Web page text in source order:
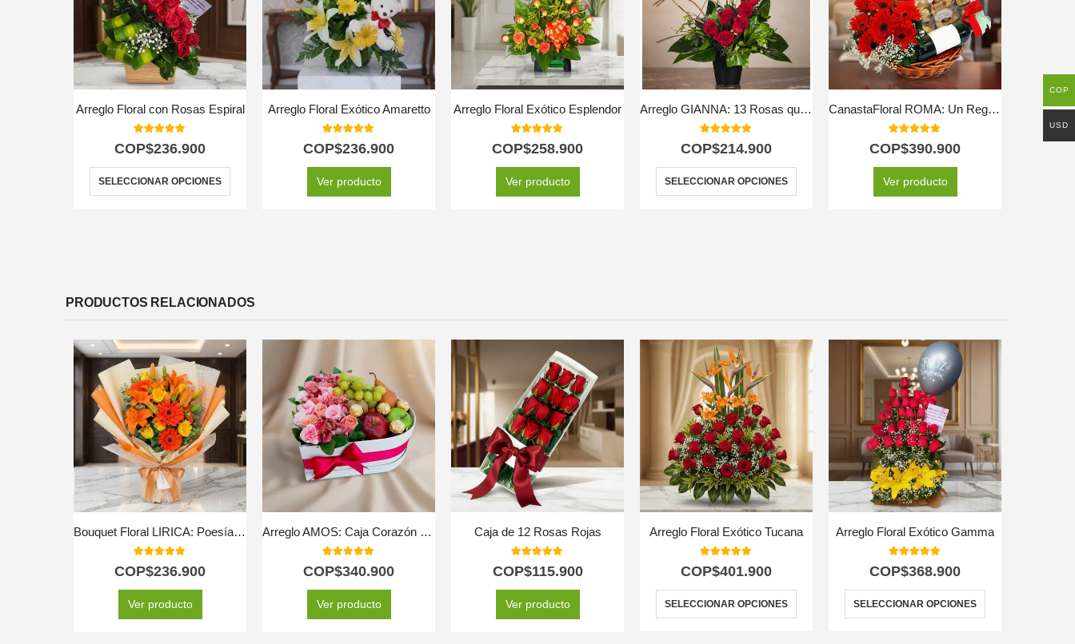
Arreglo Floral con Rosas Espiral
5.00
COP$236.900
SELECCIONAR OPCIONES
Arreglo Floral Exótico Amaretto
5.00
COP$236.900
Ver producto
Arreglo Floral Exótico Esplendor
5.00
COP$258.900
Ver producto
Arreglo GIANNA: 13 Rosas que Simbolizan Amor y Pasión 🌹
5.00
COP$214.900
SELECCIONAR OPCIONES
CanastaFloral ROMA: Un Regalo Inolvidable con Vino y Chocolates. 🎁
5.00
COP$390.900
Ver producto
PRODUCTOS RELACIONADOS
Bouquet Floral LIRICA: Poesía en Lirios Naranja y Rosas Amarillas 📜
5.00
COP$236.900
Ver producto
Arreglo AMOS: Caja Corazón de Rosas con Frutas y Ferrero 💝
5.00
COP$340.900
Ver producto
Caja de 12 Rosas Rojas
5.00
COP$115.900
Ver producto
Arreglo Floral Exótico Tucana
5.00
COP$401.900
SELECCIONAR OPCIONES
Arreglo Floral Exótico Gamma
5.00
COP$368.900
SELECCIONAR OPCIONES
COP
USD